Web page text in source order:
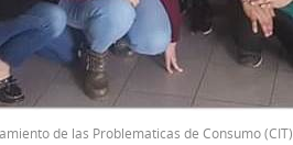
de las Problematicas de Consumo